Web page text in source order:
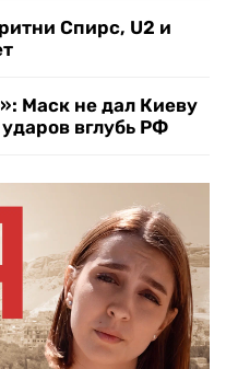
Спирс, U2 и
Маск не дал Киеву
вглубь РФ